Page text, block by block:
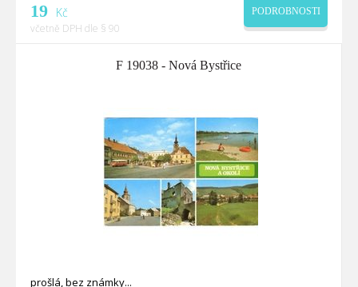
19 Kč
včetně DPH dle § 90
PODROBNOSTI
F 19038 - Nová Bystřice
prošlá, bez známky